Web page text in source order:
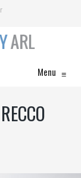
Menu ≡